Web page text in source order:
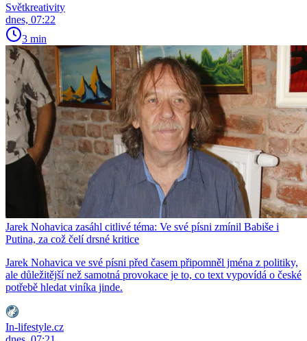
Světkreativity
dnes, 07:22
3 min
Jarek Nohavica zasáhl citlivé téma: Ve své písni zmínil Babiše i
Putina, za což čelí drsné kritice
Jarek Nohavica ve své písni před časem připomněl jména z politiky,
ale důležitější než samotná provokace je to, co text vypovídá o české
potřebě hledat viníka jinde.
In-lifestyle.cz